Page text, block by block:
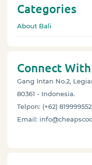
Categories
About Bali
Connect
Gang Intan No.2,
80361 - Indonesia.
Telpon: (+62)
Email: